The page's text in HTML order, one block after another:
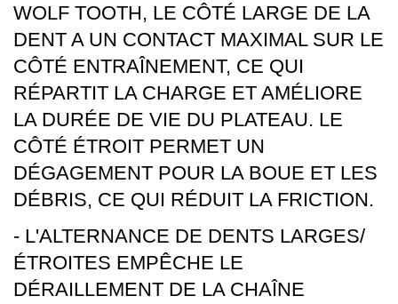
WOLF TOOTH, LE CÔTÉ LARGE DE LA
DENT A UN CONTACT MAXIMAL SUR LE
CÔTÉ ENTRAÎNEMENT, CE QUI
RÉPARTIT LA CHARGE ET AMÉLIORE
LA DURÉE DE VIE DU PLATEAU. LE
CÔTÉ ÉTROIT PERMET UN
DÉGAGEMENT POUR LA BOUE ET LES
DÉBRIS, CE QUI RÉDUIT LA FRICTION.
- L'ALTERNANCE DE DENTS LARGES/
ÉTROITES EMPÊCHE LE
DÉRAILLEMENT DE LA CHAÎNE